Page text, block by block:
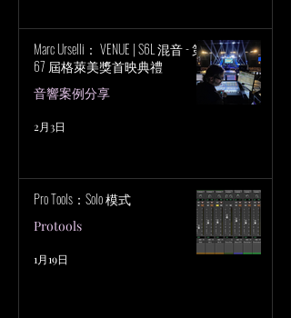
Marc Urselli： VENUE | S6L 混音 - 第
67 屆格萊美獎首映典禮
音響案例分享
2月3日
Pro Tools：Solo 模式
Protools
1月19日